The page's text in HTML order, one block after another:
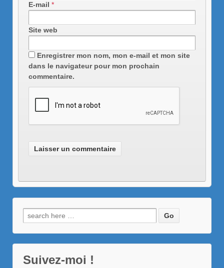
E-mail *
Site web
Enregistrer mon nom, mon e-mail et mon site
dans le navigateur pour mon prochain
commentaire.
Recherche
pour:
Suivez-moi !